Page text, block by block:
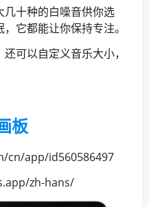
几十种的白噪音供你选
它都能让你保持专注。
可以自定义音乐大小，
板
cn/app/id560586497
zh-hans/